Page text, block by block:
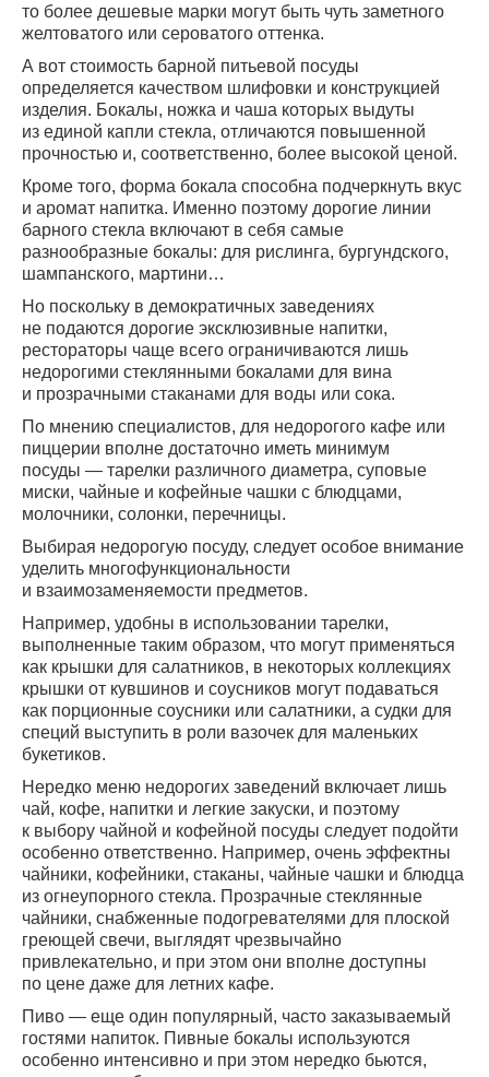
то более дешевые марки могут быть чуть заметного
желтоватого или сероватого оттенка.
А вот стоимость барной питьевой посуды
определяется качеством шлифовки и конструкцией
изделия. Бокалы, ножка и чаша которых выдуты
из единой капли стекла, отличаются повышенной
прочностью и, соответственно, более высокой ценой.
Кроме того, форма бокала способна подчеркнуть вкус
и аромат напитка. Именно поэтому дорогие линии
барного стекла включают в себя самые
разнообразные бокалы: для рислинга, бургундского,
шампанского, мартини…
Но поскольку в демократичных заведениях
не подаются дорогие эксклюзивные напитки,
рестораторы чаще всего ограничиваются лишь
недорогими стеклянными бокалами для вина
и прозрачными стаканами для воды или сока.
По мнению специалистов, для недорогого кафе или
пиццерии вполне достаточно иметь минимум
посуды — тарелки различного диаметра, суповые
миски, чайные и кофейные чашки с блюдцами,
молочники, солонки, перечницы.
Выбирая недорогую посуду, следует особое внимание
уделить многофункциональности
и взаимозаменяемости предметов.
Например, удобны в использовании тарелки,
выполненные таким образом, что могут применяться
как крышки для салатников, в некоторых коллекциях
крышки от кувшинов и соусников могут подаваться
как порционные соусники или салатники, а судки для
специй выступить в роли вазочек для маленьких
букетиков.
Нередко меню недорогих заведений включает лишь
чай, кофе, напитки и легкие закуски, и поэтому
к выбору чайной и кофейной посуды следует подойти
особенно ответственно. Например, очень эффектны
чайники, кофейники, стаканы, чайные чашки и блюдца
из огнеупорного стекла. Прозрачные стеклянные
чайники, снабженные подогревателями для плоской
греющей свечи, выглядят чрезвычайно
привлекательно, и при этом они вполне доступны
по цене даже для летних кафе.
Пиво — еще один популярный, часто заказываемый
гостями напиток. Пивные бокалы используются
особенно интенсивно и при этом нередко бьются,